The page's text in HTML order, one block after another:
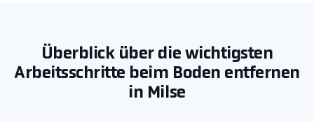
Überblick über die wichtigsten
Arbeitsschritte beim Boden entfernen
in Milse